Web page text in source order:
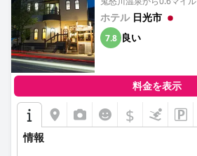
ホテル 日光市
7.8 良い
料金を表示
$
情報